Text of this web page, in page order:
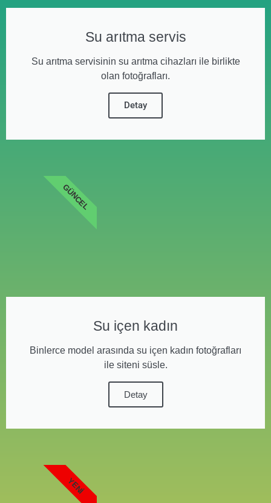
Su arıtma servis
Su arıtma servisinin su arıtma cihazları ile birlikte
olan fotoğrafları.
Detay
Su içen kadın
Binlerce model arasında su içen kadın fotoğrafları
ile siteni süsle.
Detay
GÜNCEL
YENI